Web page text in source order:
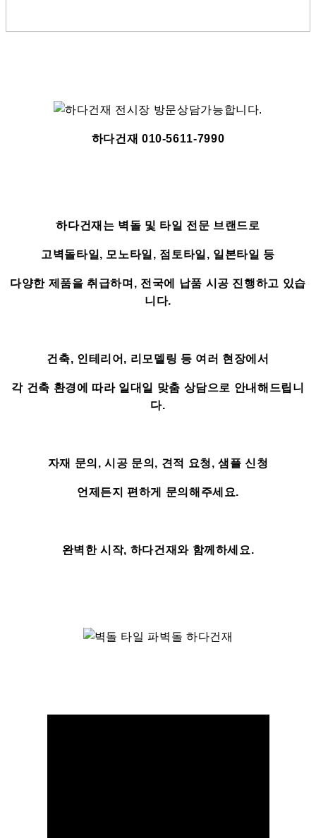
하다건재 010-5611-7990
하다건재는 벽돌 및 타일 전문 브랜드로
고벽돌타일, 모노타일, 점토타일, 일본타일 등
다양한 제품을 취급하며, 전국에 납품 시공 진행하고 있습
니다.
건축, 인테리어, 리모델링 등 여러 현장에서
각 건축 환경에 따라 일대일 맞춤 상담으로 안내해드립니
다.
자재 문의, 시공 문의, 견적 요청, 샘플 신청
언제든지 편하게 문의해주세요.
완벽한 시작, 하다건재와 함께하세요.